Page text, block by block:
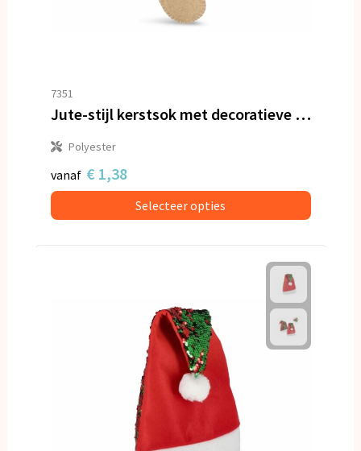
7351
Jute-stijl kerstsok met decoratieve stiksels 40 cm
Polyester
vanaf € 1,38
Selecteer opties